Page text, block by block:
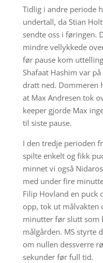
Tidlig i andre periode
undertall, da Stian
sendte oss i føringen.
mindre vellykkede
før pause kom
Shafaat Hashim var
dratt ned. Dommeren
at Max Andresen tok
keeper gjorde Max
til siste pause.
I den tredje perioden
spilte enkelt og fikk
minnet vi også
med under fire
Filip Hovland en puck
opp, tok ut målvakten
minutter før slutt som
målgården. MS styrte
om nullen dessverre
sekunder før full tid.